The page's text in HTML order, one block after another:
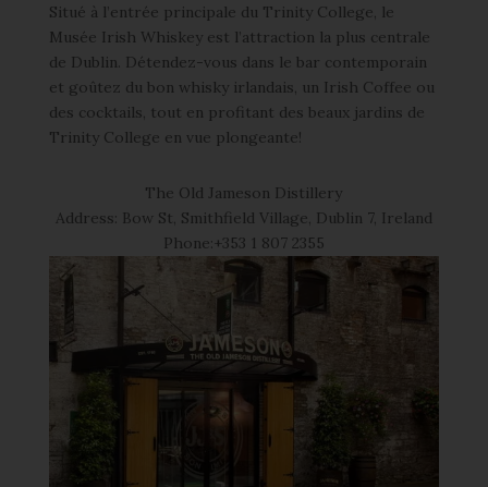
Situé à l’entrée principale du Trinity College, le
Musée Irish Whiskey est l’attraction la plus centrale
de Dublin. Détendez-vous dans le bar contemporain
et goûtez du bon whisky irlandais, un Irish Coffee ou
des cocktails, tout en profitant des beaux jardins de
Trinity College en vue plongeante!
The Old Jameson Distillery
Address: Bow St, Smithfield Village, Dublin 7, Ireland
Phone:+353 1 807 2355